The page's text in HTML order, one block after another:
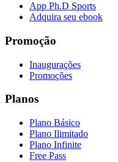
App Ph.D Sports
Adquira seu ebook
Promoção
Inaugurações
Promoções
Planos
Plano Básico
Plano Ilimitado
Plano Infinite
Free Pass